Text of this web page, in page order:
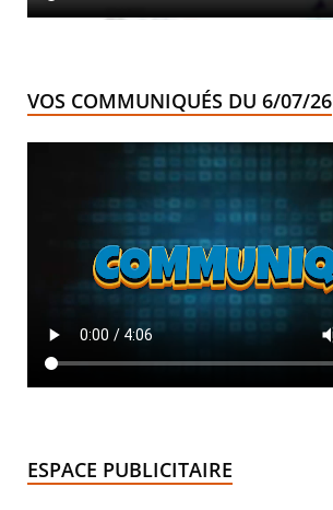
VOS COMMUNIQUÉS DU 6/07/26
ESPACE PUBLICITAIRE